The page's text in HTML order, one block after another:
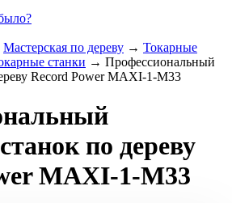
Мастерская по дереву → Токарные
станки → Профессиональный
Record Power MAXI-1-M33
по дереву
MAXI-1-M33